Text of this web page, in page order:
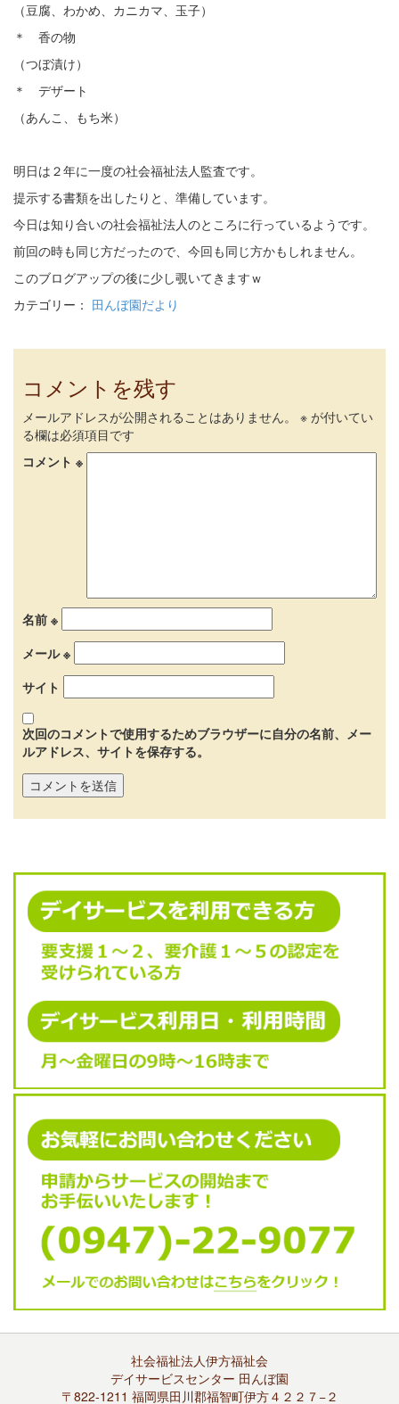
（豆腐、わかめ、カニカマ、玉子）
＊ 香の物
（つぼ漬け）
＊ デザート
（あんこ、もち米）
明日は２年に一度の社会福祉法人監査です。
提示する書類を出したりと、準備しています。
今日は知り合いの社会福祉法人のところに行っているようです。
前回の時も同じ方だったので、今回も同じ方かもしれません。
このブログアップの後に少し覗いてきますｗ
カテゴリー： 田んぼ園だより
コメントを残す
メールアドレスが公開されることはありません。 ※ が付いてい
る欄は必須項目です
コメント ※
名前 ※
メール※
サイト
次回のコメントで使用するためブラウザーに自分の名前、メー
ルアドレス、サイトを保存する。
社会福祉法人伊方福祉会
デイサービスセンター 田んぼ園
〒822-1211 福岡県田川郡福智町伊方４２２７−２